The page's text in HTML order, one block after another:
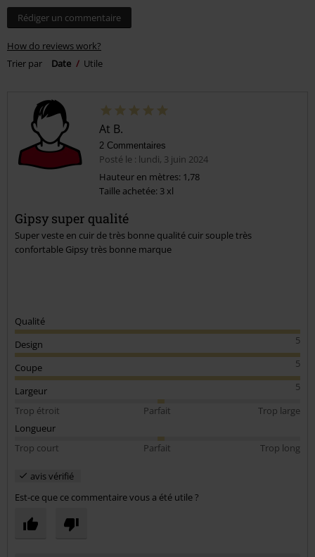
Rédiger un commentaire
How do reviews work?
Trier par
Date Utile
At B.
2 Commentaires
Posté le : lundi, 3 juin 2024
Hauteur en mètres: 1,78
Taille achetée: 3 xl
Gipsy super qualité
Super veste en cuir de très bonne qualité cuir souple très
confortable Gipsy très bonne marque
Qualité
5
Design
5
Coupe
5
Largeur
Trop étroit
Parfait
Trop large
Longueur
Trop court
Parfait Trop long
avis vérifié
Est-ce que ce commentaire vous a été utile ?